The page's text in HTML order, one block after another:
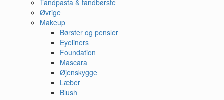
Tandpasta & tandbørste
Øvrige
Makeup
Børster og pensler
Eyeliners
Foundation
Mascara
Øjenskygge
Læber
Blush